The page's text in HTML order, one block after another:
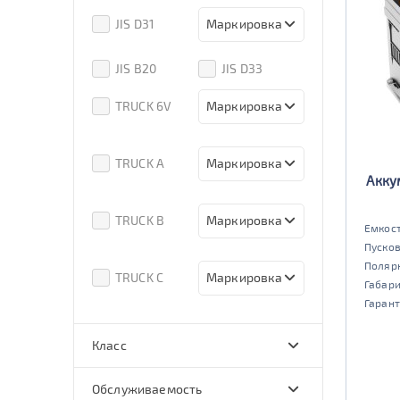
80D26
85D26
JIS D31 Маркировка
JIS B20 JIS D33
TRUCK 6V Маркировка
TRUCK A
Маркировка
TRUCK B
Маркировка
TRUCK C
Маркировка
Класс
эконом
стандарт
улучшенные
Обслуживаемость